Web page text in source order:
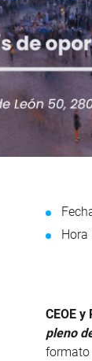
Hora
CEOE
pleno
formato